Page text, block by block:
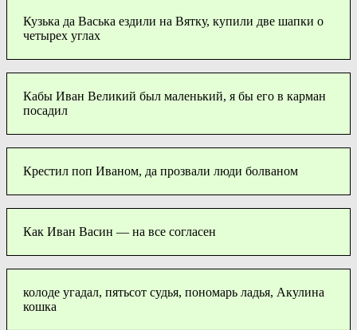
Кузька да Васька ездили на Вятку, купили две шапки о
четырех углах
Кабы Иван Великий был маленький, я бы его в карман
посадил
Крестил поп Иваном, да прозвали люди болваном
Как Иван Васин — на все согласен
колоде угадал, пятьсот судья, пономарь ладья, Акулина
кошка